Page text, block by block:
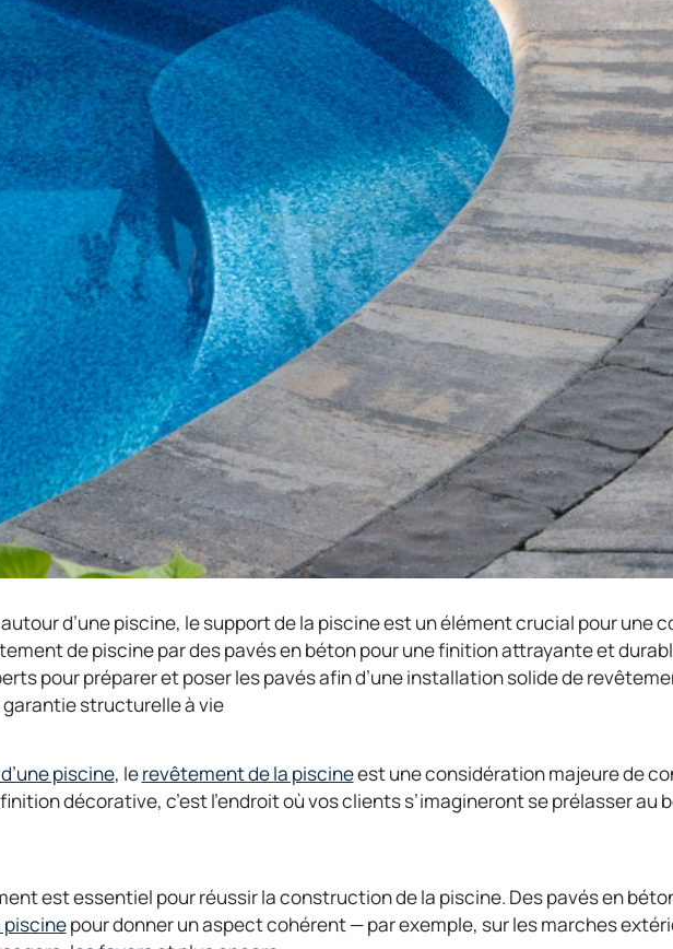
d’une piscine, le support de la piscine est un élément crucial pour une
de piscine par des pavés en béton pour une finition attrayante et
pour préparer et poser les pavés afin d’une installation solide de
structurelle à vie
piscineo
p
i
n
, lerevêtement de la piscineo
p
i
est une considération majeure de
décorative, c’est l’endroit où vos clients s’imagineront se prélasser au
est essentiel pour réussir la construction de la piscine. Des pavés en
o
pour donner un aspect cohérent — par exemple, sur les marches